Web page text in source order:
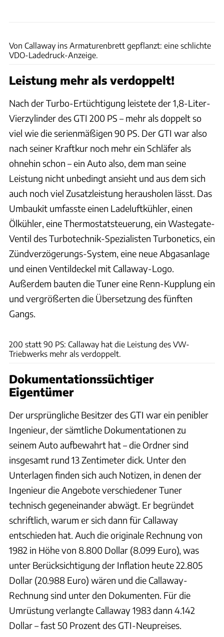
Von Callaway ins Armaturenbrett gepflanzt: eine schlichte
VDO-Ladedruck-Anzeige.
Leistung mehr als verdoppelt!
Nach der Turbo-Ertüchtigung leistete der 1,8-Liter-
Vierzylinder des GTI 200 PS – mehr als doppelt so
viel wie die serienmäßigen 90 PS. Der GTI war also
nach seiner Kraftkur noch mehr ein Schläfer als
ohnehin schon – ein Auto also, dem man seine
Leistung nicht unbedingt ansieht und aus dem sich
auch noch viel Zusatzleistung herausholen lässt. Das
Umbaukit umfasste einen Ladeluftkühler, einen
Ölkühler, eine Thermostatsteuerung, ein Wastegate-
Ventil des Turbotechnik-Spezialisten Turbonetics, ein
Zündverzögerungs-System, eine neue Abgasanlage
und einen Ventildeckel mit Callaway-Logo.
Außerdem bauten die Tuner eine Renn-Kupplung ein
und vergrößerten die Übersetzung des fünften
Gangs.
200 statt 90 PS: Callaway hat die Leistung des VW-
Triebwerks mehr als verdoppelt.
Dokumentationssüchtiger
Eigentümer
Der ursprüngliche Besitzer des GTI war ein penibler
Ingenieur, der sämtliche Dokumentationen zu
seinem Auto aufbewahrt hat – die Ordner sind
insgesamt rund 13 Zentimeter dick. Unter den
Unterlagen finden sich auch Notizen, in denen der
Ingenieur die Angebote verschiedener Tuner
technisch gegeneinander abwägt. Er begründet
schriftlich, warum er sich dann für Callaway
entschieden hat. Auch die originale Rechnung von
1982 in Höhe von 8.800 Dollar (8.099 Euro), was
unter Berücksichtigung der Inflation heute 22.805
Dollar (20.988 Euro) wären und die Callaway-
Rechnung sind unter den Dokumenten. Für die
Umrüstung verlangte Callaway 1983 dann 4.142
Dollar – fast 50 Prozent des GTI-Neupreises.